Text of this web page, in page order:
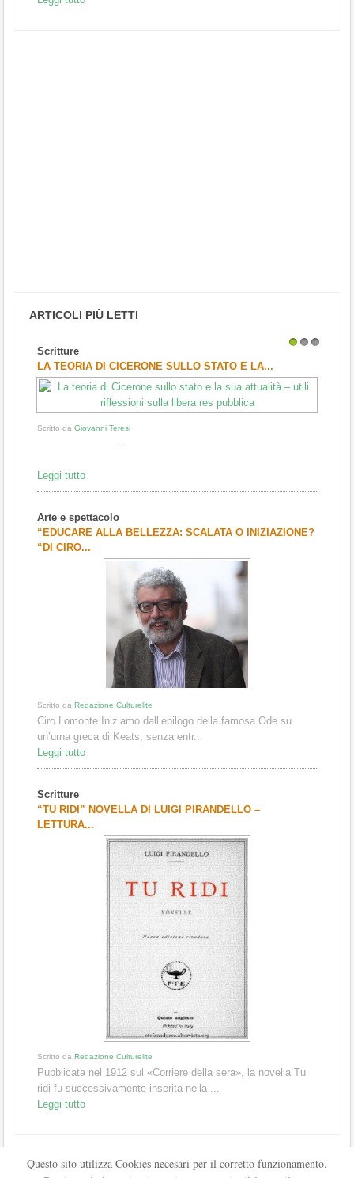
ARTICOLI PIÙ LETTI
Scritture
LA TEORIA DI CICERONE SULLO STATO E LA...
Scritto da Giovanni Teresi
...
Leggi tutto
Arte e spettacolo
“EDUCARE ALLA BELLEZZA: SCALATA O INIZIAZIONE?
“DI CIRO...
Scritto da Redazione Culturelite
Ciro Lomonte Iniziamo dall’epilogo della famosa Ode su
un’urna greca di Keats, senza entr...
Leggi tutto
Scritture
“TU RIDI” NOVELLA DI LUIGI PIRANDELLO –
LETTURA...
Scritto da Redazione Culturelite
Pubblicata nel 1912 sul «Corriere della sera», la novella Tu
ridi fu successivamente inserita nella ...
Leggi tutto
Questo sito utilizza Cookies necesari per il corretto funzionamento.